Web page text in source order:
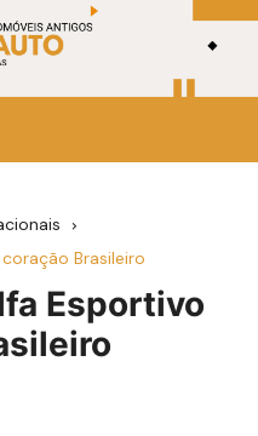
Brasileiro
Esportivo